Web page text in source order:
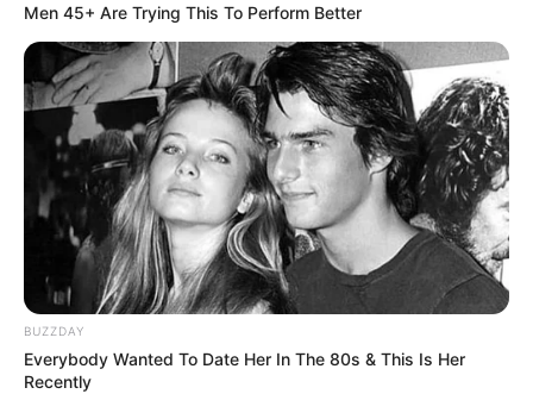
คนวันอังคาร
ไพ่ประจำวันของท่าน คือ ไพ่ช่วยเหลือ
โชคลาภจะมาจากการขอพรสิ่งศักดิ์สิทธิ์ วันนี้เหมาะ
แก่การเจรจา เข้าหาผู้ใหญ่ จะได้รับความเมตตา และ
ได้รับความช่วยเหลือเป็นอย่างดี การงานโดยทั่วไปไร้
กังวล บางท่านอาจได้รับความช่วยเหลือด้านการงาน
การเงินมีเกณฑ์ได้รับเงินพิเศษต่างๆเข้ามา ความรัก
ชายโสดจะมีเกณฑ์พบรักใหม่
Men 45+ Are Trying This To Perform Better
BUZZDAY
Everybody Wanted To Date Her In The 80s & This Is Her
Recently